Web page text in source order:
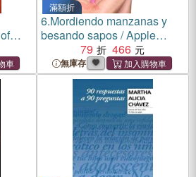
滿額折
6.Mordiendo manzanas y
besando sapos / Apple
Biting and Kissing Frogs ─
Lecciones de las princesas
para la mujer moderna /
Princes's Lessons for
Modern Woman
79 466
無庫存